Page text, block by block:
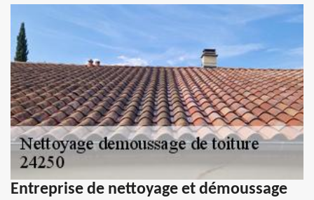
Entreprise de nettoyage et démoussage